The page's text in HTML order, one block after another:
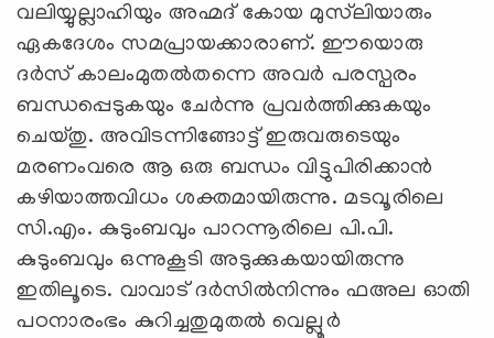
വലിയ്യുല്ലാഹിയും അഹ്മദ് കോയ മുസ്‌ലിയാരും
ഏകദേശം സമപ്രായക്കാരാണ്. ഈയൊരു
ദര്‍സ് കാലംമുതല്‍തന്നെ അവര്‍ പരസ്പരം
ബന്ധപ്പെടുകയും ചേര്‍ന്നു പ്രവര്‍ത്തിക്കുകയും
ചെയ്തു. അവിടന്നിങ്ങോട്ട് ഇരുവരുടെയും
മരണംവരെ ആ ഒരു ബന്ധം വിട്ടുപിരിക്കാന്‍
കഴിയാത്തവിധം ശക്തമായിരുന്നു. മടവൂരിലെ
സി.എം. കുടുംബവും പാറന്നൂരിലെ പി.പി.
കുടുംബവും ഒന്നുകൂടി അടുക്കുകയായിരുന്നു
ഇതിലൂടെ. വാവാട് ദര്‍സില്‍നിന്നും ഫഅല ഓതി
പഠനാരംഭം കുറിച്ചതുമുതല്‍ വെല്ലൂര്‍